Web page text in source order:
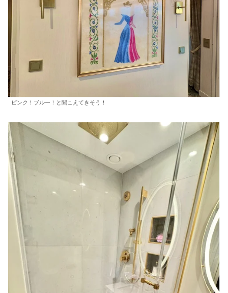
ピンク！ブルー！と聞こえてきそう！